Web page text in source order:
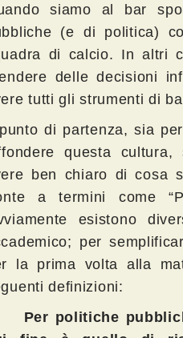
siamo al bar
(e di politica)
di calcio. In altri
delle decisioni
tutti gli strumenti di
di partenza, sia
questa
ben chiaro di cosa
a termini come
esistono
per
la prima volta alla
definizioni:
Per politiche